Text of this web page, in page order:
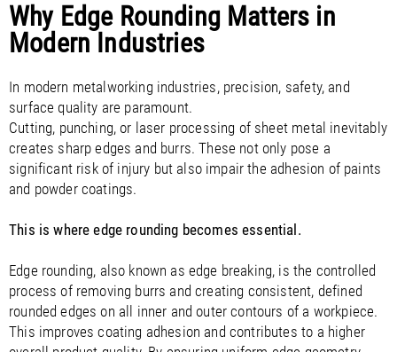
Why Edge Rounding Matters in
Modern Industries
In modern metalworking industries, precision, safety, and
surface quality are paramount.
Cutting, punching, or laser processing of sheet metal inevitably
creates sharp edges and burrs. These not only pose a
significant risk of injury but also impair the adhesion of paints
and powder coatings.
This is where edge rounding becomes essential.
Edge rounding, also known as edge breaking, is the controlled
process of removing burrs and creating consistent, defined
rounded edges on all inner and outer contours of a workpiece.
This improves coating adhesion and contributes to a higher